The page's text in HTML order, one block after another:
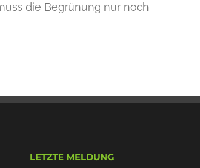
die Begrünung nur noch
LETZTE MELDUNG